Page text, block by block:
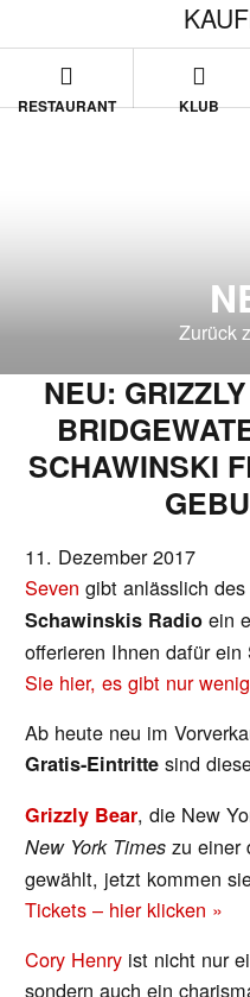
RESTAURANT KLUB
Zurück
NEU:
SCHAWINSKI
11. Dezember 2017
Seven gibt anlässlich
Schawinskis Radio ein
offerieren Ihnen dafür
Sie hier, es gibt nur
Ab heute neu im
Gratis-Eintritte sind
Grizzly Bear, die New
New York Times zu einer
gewählt, jetzt kommen
Tickets – hier klicken »
Cory Henry ist nicht nur
sondern auch ein